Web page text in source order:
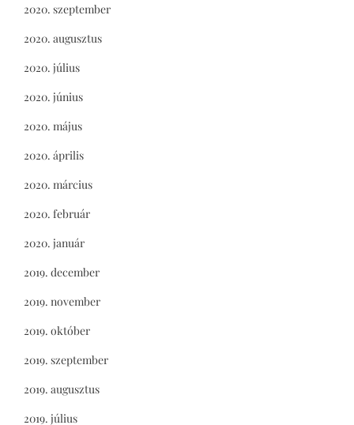
2020. szeptember
2020. augusztus
2020. július
2020. június
2020. május
2020. április
2020. március
2020. február
2020. január
2019. december
2019. november
2019. október
2019. szeptember
2019. augusztus
2019. július